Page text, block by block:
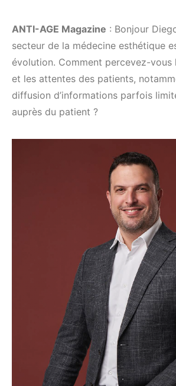
ANTI-AGE Magazine : Bonjour
secteur de la médecine esthétique
évolution. Comment percevez-vous
et les attentes des patients,
diffusion d’informations parfois
auprès du patient ?